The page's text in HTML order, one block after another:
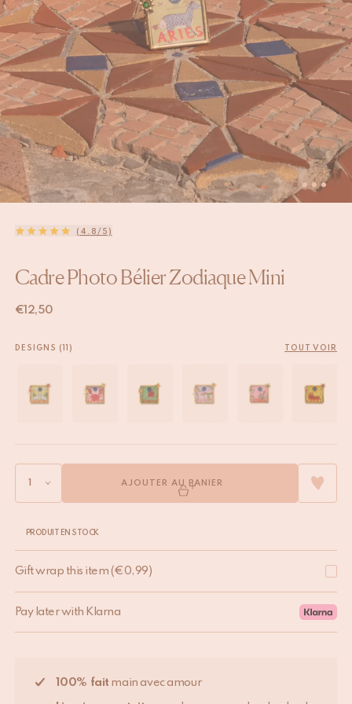
(4.8/5)
Cadre Photo Bélier Zodiaque Mini
€ 12,50
DESIGNS (11) TOUT VOIR
AJOUTER AU PANIER
PRODUIT EN STOCK
Gift wrap this item (€0,99)
Pay later with Klarna
100% fait main avec amour